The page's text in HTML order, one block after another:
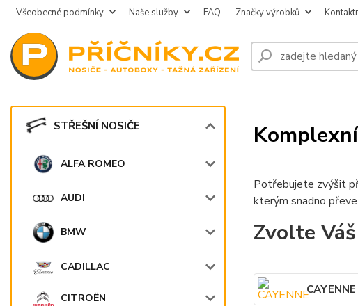
Všeobecné podmínky Naše služby FAQ Značky výrobků
STŘEŠNÍ NOSIČE
ALFA ROMEO
AUDI
BMW
CADILLAC
CITROËN
Potřebujete zvýšit
kterým snadno
Zvolte
CAYENNE